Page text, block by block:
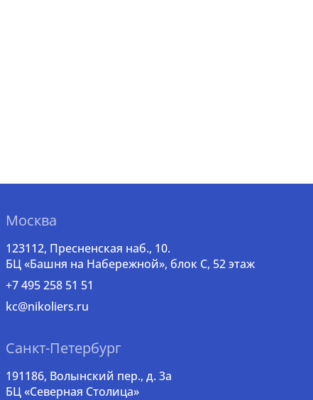
Москва
123112, Пресненская наб., 10.
БЦ «Башня на Набережной», блок С, 52 этаж
+7 495 258 51 51
kc@nikoliers.ru
Санкт-Петербург
191186, Волынский пер., д. 3a
БЦ «Северная Столица»